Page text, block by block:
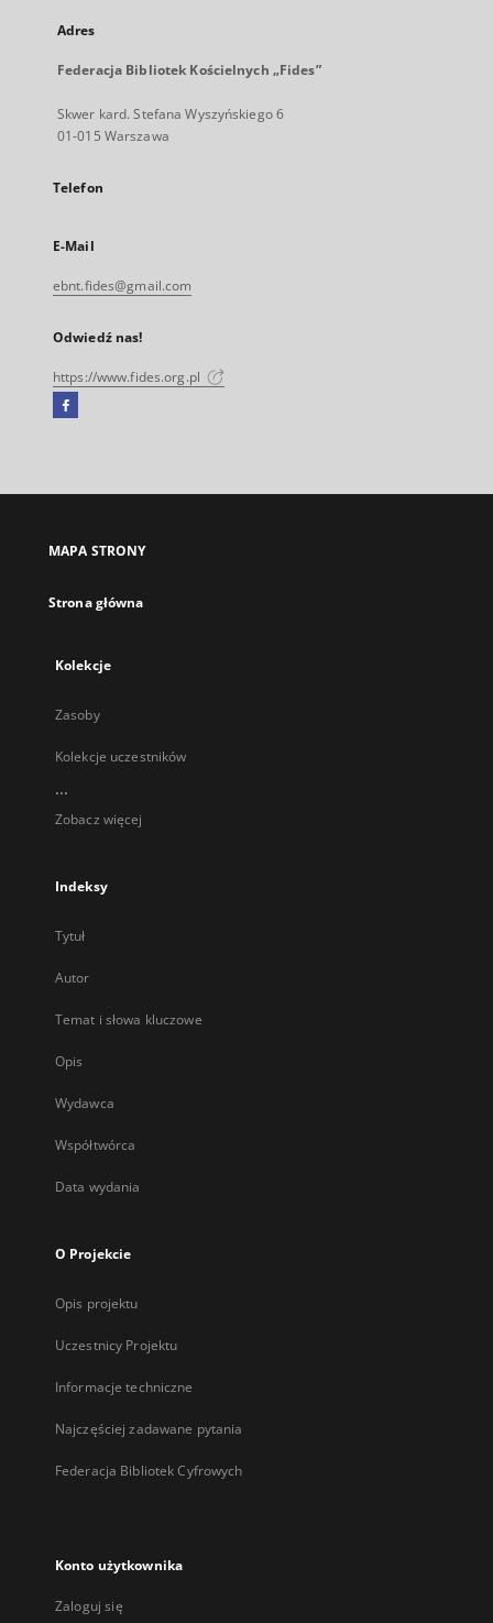
Adres
Federacja Bibliotek Kościelnych „Fides”
Skwer kard. Stefana Wyszyńskiego 6
01-015 Warszawa
Telefon
E-Mail
ebnt.fides@gmail.com
Odwiedź nas!
https://www.fides.org.pl
Facebook
się
karcie
MAPA STRONY
Strona główna
Kolekcje
Zasoby
Kolekcje uczestników
...
Zobacz więcej
Indeksy
Tytuł
Autor
Temat i słowa kluczowe
Opis
Wydawca
Współtwórca
Data wydania
O Projekcie
Opis projektu
Uczestnicy Projektu
Informacje techniczne
Najczęściej zadawane pytania
Federacja Bibliotek Cyfrowych
Konto użytkownika
Zaloguj się